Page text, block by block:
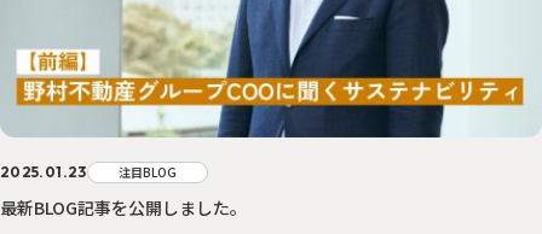
2025.01.23 注目BLOG
最新BLOG記事を公開しました。